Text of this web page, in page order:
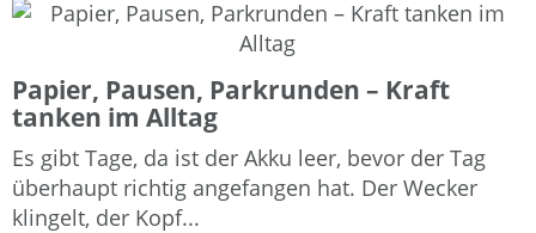
Papier, Pausen, Parkrunden – Kraft
tanken im Alltag
Es gibt Tage, da ist der Akku leer, bevor der Tag
überhaupt richtig angefangen hat. Der Wecker
klingelt, der Kopf...